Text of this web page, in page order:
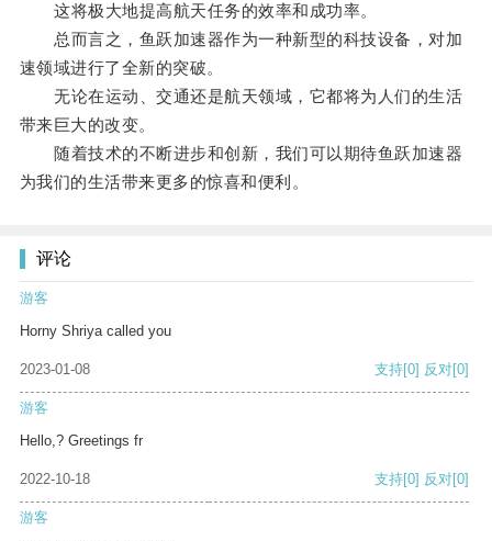
这将极大地提高航天任务的效率和成功率。
总而言之，鱼跃加速器作为一种新型的科技设备，对加
速领域进行了全新的突破。
无论在运动、交通还是航天领域，它都将为人们的生活
带来巨大的改变。
随着技术的不断进步和创新，我们可以期待鱼跃加速器
为我们的生活带来更多的惊喜和便利。
评论
游客
Horny Shriya called you
2023-01-08 支持[0] 反对[0]
游客
Hello,? Greetings fr
2022-10-18 支持[0] 反对[0]
游客